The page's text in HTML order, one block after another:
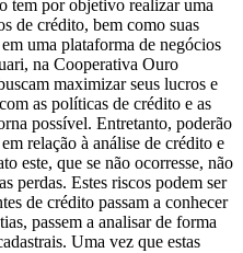
tem por objetivo realizar uma
de crédito, bem como suas
uma plataforma de negócios
na Cooperativa Ouro
maximizar seus lucros e
as políticas de crédito e as
possível. Entretanto, poderão
relação à análise de crédito e
este, que se não ocorresse, não
perdas. Estes riscos podem ser
de crédito passam a conhecer
passem a analisar de forma
Uma vez que estas